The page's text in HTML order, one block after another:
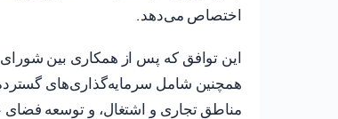
اختصاص می‌دهد.
این توافق که پس از همکاری بین
همچنین شامل سرمایه‌گذاری‌های
مناطق تجاری و اشتغال، و توسعه